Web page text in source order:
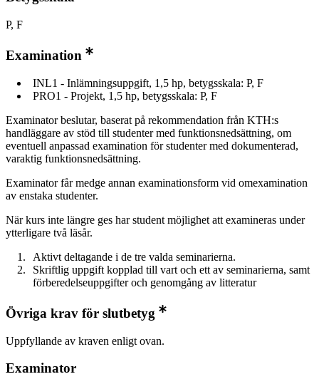
P, F
Examination
INL1 - Inlämningsuppgift, 1,5 hp, betygsskala: P, F
PRO1 - Projekt, 1,5 hp, betygsskala: P, F
Examinator beslutar, baserat på rekommendation från KTH:s
handläggare av stöd till studenter med funktionsnedsättning, om
eventuell anpassad examination för studenter med dokumenterad,
varaktig funktionsnedsättning.
Examinator får medge annan examinationsform vid omexamination
av enstaka studenter.
När kurs inte längre ges har student möjlighet att examineras under
ytterligare två läsår.
Aktivt deltagande i de tre valda seminarierna.
Skriftlig uppgift kopplad till vart och ett av seminarierna, samt
förberedelseuppgifter och genomgång av litteratur
Övriga krav för slutbetyg
Uppfyllande av kraven enligt ovan.
Examinator